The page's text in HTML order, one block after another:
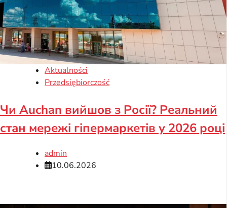
Aktualności
Przedsiębiorczość
Чи Auchan вийшов з Росії? Реальний
стан мережі гіпермаркетів у 2026 році
admin
10.06.2026